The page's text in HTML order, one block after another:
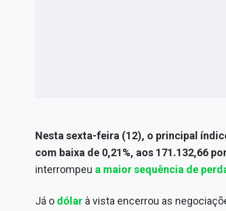
Nesta sexta-feira (12), o principal
com baixa de 0,21%, aos 171.132,66
interrompeu a maior sequência de
Já o dólar à vista encerrou as